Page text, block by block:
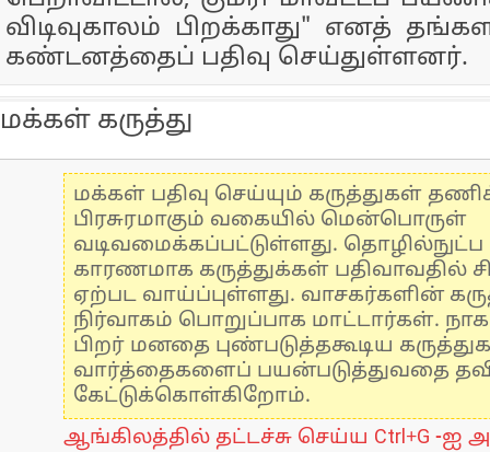
விடிவுகாலம் பிறக்காது" எனத்
கண்டனத்தைப் பதிவு செய்துள்ளனர்.
மக்கள் கருத்து
மக்கள் பதிவு செய்யும் கருத்துகள்
பிரசுரமாகும் வகையில் மென்பொருள்
வடிவமைக்கப்பட்டுள்ளது.
காரணமாக கருத்துக்கள் பதிவாவதில்
ஏற்பட வாய்ப்புள்ளது. வாசகர்களின்
நிர்வாகம் பொறுப்பாக மாட்டார்கள்.
பிறர் மனதை புண்படுத்தகூடிய
வார்த்தைகளைப் பயன்படுத்துவதை
கேட்டுக்கொள்கிறோம்.
ஆங்கிலத்தில் தட்டச்சு செய்ய Ctrl+G -ஐ